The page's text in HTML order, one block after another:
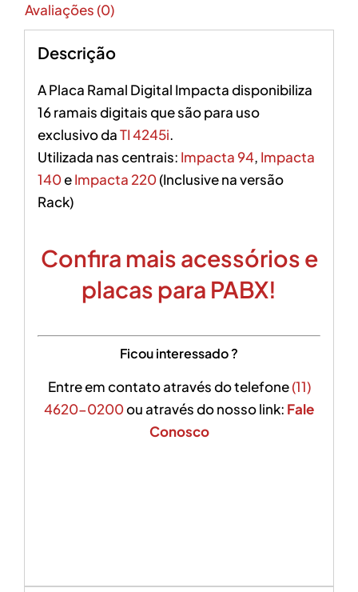
Avaliações (0)
Descrição
A Placa Ramal Digital Impacta disponibiliza
16 ramais digitais que são para uso
exclusivo daTI 4245i.
Utilizada nas centrais: Impacta 94, Impacta
140eImpacta 220(Inclusive na versão
Rack)
Confira mais acessórios e
placas para PABX!
Ficou interessado ?
Entre em contato através do telefone(11)
4620-0200ou através do nosso link: Fale
Conosco